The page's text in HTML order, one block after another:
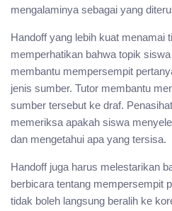
mengalaminya sebagai yang
Handoff yang lebih kuat menamai
memperhatikan bahwa topik
membantu mempersempit
jenis sumber. Tutor membantu
sumber tersebut ke draf.
memeriksa apakah siswa
dan mengetahui apa yang tersisa.
Handoff juga harus melestarikan
berbicara tentang mempersempit
tidak boleh langsung beralih ke